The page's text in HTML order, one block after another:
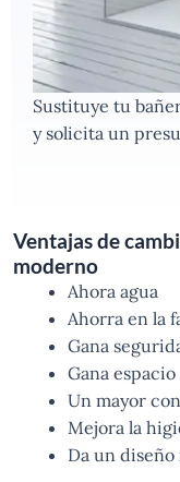
Sustituye tu
y solicita un
Ventajas de
moderno
Ahora agua
Ahorra en la
Gana
Gana espacio
Un mayor
Mejora la
Da un